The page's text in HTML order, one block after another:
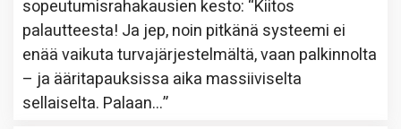
sopeutumisrahakausien kesto: “Kiitos
palautteesta! Ja jep, noin pitkänä systeemi ei
enää vaikuta turvajärjestelmältä, vaan palkinnolta
– ja ääritapauksissa aika massiiviselta
sellaiselta. Palaan…”